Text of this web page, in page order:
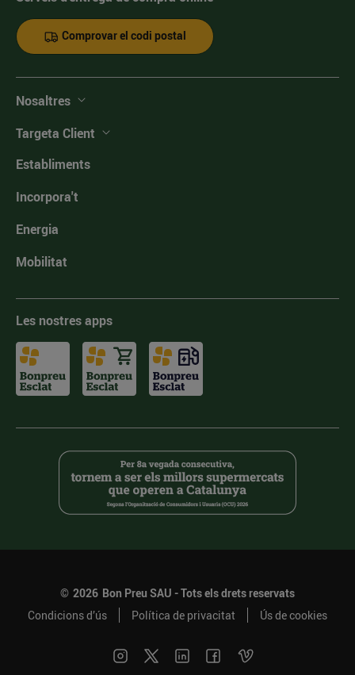
Comprovar el codi postal
Nosaltres
Targeta Client
Establiments
Incorpora't
Energia
Mobilitat
Les nostres apps
© 2026 Bon Preu SAU - Tots els drets reservats
Condicions d’ús
Política de privacitat Ús de cookies